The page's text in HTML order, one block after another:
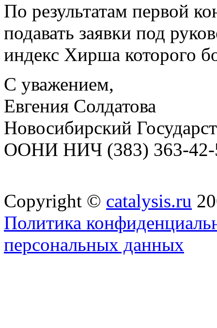
По результатам первой
подавать заявки под
индекс Хирша которого
С уважением,
Евгения Солдатова
Новосибирский
ООНИ НИЧ (383) 363-42-
Copyright © catalysis.ru
Политика
персональных данных